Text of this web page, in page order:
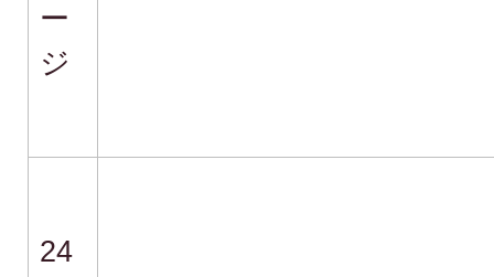
ー
ジ
24